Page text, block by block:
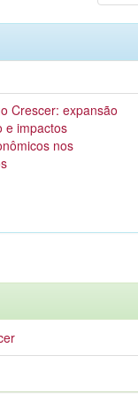
Crescer: expansão
e impactos
nos